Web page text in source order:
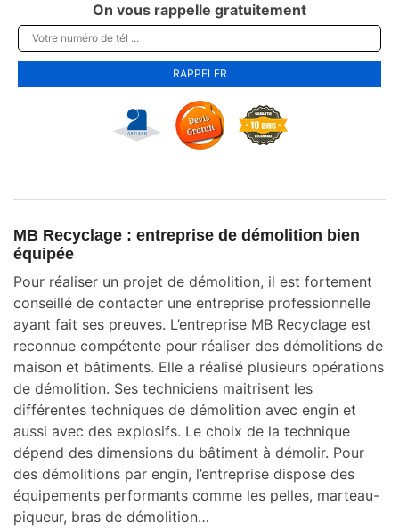
On vous rappelle gratuitement
MB Recyclage : entreprise de démolition bien
équipée
Pour réaliser un projet de démolition, il est fortement
conseillé de contacter une entreprise professionnelle
ayant fait ses preuves. L’entreprise MB Recyclage est
reconnue compétente pour réaliser des démolitions de
maison et bâtiments. Elle a réalisé plusieurs opérations
de démolition. Ses techniciens maitrisent les
différentes techniques de démolition avec engin et
aussi avec des explosifs. Le choix de la technique
dépend des dimensions du bâtiment à démolir. Pour
des démolitions par engin, l’entreprise dispose des
équipements performants comme les pelles, marteau-
piqueur, bras de démolition…